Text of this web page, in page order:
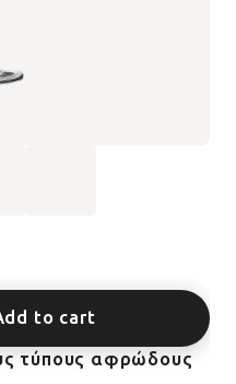
to cart
τύπους αφρώδους